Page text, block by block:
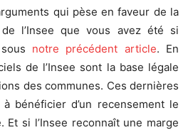
qui pèse en faveur de la
l’Insee que vous avez été si
notre précédent article. En
de l’Insee sont la base légale
des communes. Ces dernières
bénéficier d’un recensement le
Et si l’Insee reconnaît une marge